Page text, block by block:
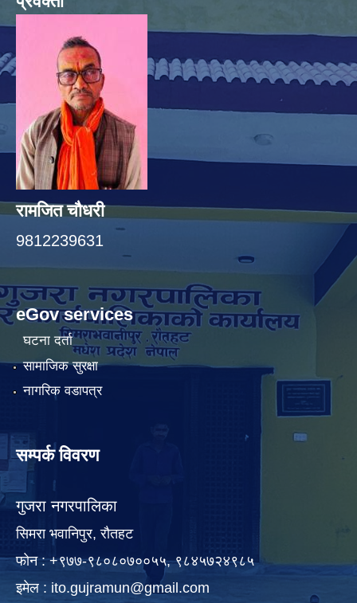
रामजित चौधरी
9812239631
eGov services
घटना दर्ता
सामाजिक सुरक्षा
नागरिक वडापत्र
सम्पर्क विवरण
गुजरा नगरपालिका
सिमरा भवानिपुर, राैतहट
फाेन : +९७७-९८०८०७००५५, ९८४५७२४९८५
इमेल : ito.gujramun@gmail.com